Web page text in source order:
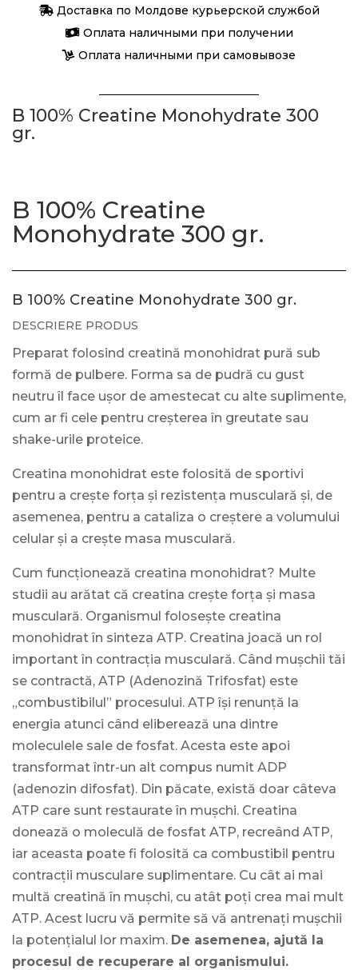
Monohydrate
300
Доставка по Молдове курьерской службой
Оплата наличными при получении
Оплата наличными при самовывозе
B 100% Creatine Monohydrate 300
gr.
B 100% Creatine
Monohydrate 300 gr.
B 100% Creatine Monohydrate 300 gr.
DESCRIERE PRODUS
Preparat folosind creatină monohidrat pură sub
formă de pulbere. Forma sa de pudră cu gust
neutru îl face ușor de amestecat cu alte suplimente,
cum ar fi cele pentru creșterea în greutate sau
shake-urile proteice.
Creatina monohidrat este folosită de sportivi
pentru a crește forța și rezistența musculară și, de
asemenea, pentru a cataliza o creștere a volumului
celular și a crește masa musculară.
Cum funcționează creatina monohidrat? Multe
studii au arătat că creatina crește forța și masa
musculară. Organismul folosește creatina
monohidrat în sinteza ATP. Creatina joacă un rol
important în contracția musculară. Când mușchii tăi
se contractă, ATP (Adenozină Trifosfat) este
„combustibilul” procesului. ATP își renunță la
energia atunci când eliberează una dintre
moleculele sale de fosfat. Acesta este apoi
transformat într-un alt compus numit ADP
(adenozin difosfat). Din păcate, există doar câteva
ATP care sunt restaurate în mușchi. Creatina
donează o moleculă de fosfat ATP, recreând ATP,
iar aceasta poate fi folosită ca combustibil pentru
contracții musculare suplimentare. Cu cât ai mai
multă creatină în mușchi, cu atât poți crea mai mult
ATP. Acest lucru vă permite să vă antrenați mușchii
la potențialul lor maxim. De asemenea, ajută la
procesul de recuperare al organismului.